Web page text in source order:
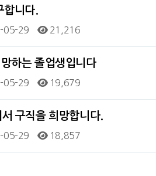
합니다.
05-29 21,216
하는 졸업생입니다
05-29 19,679
구직을 희망합니다.
05-29 18,857